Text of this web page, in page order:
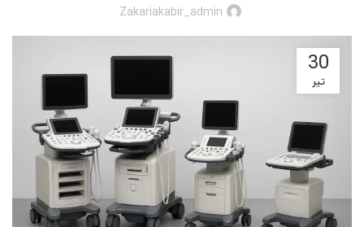
Zakariakabir_admin
30
تیر